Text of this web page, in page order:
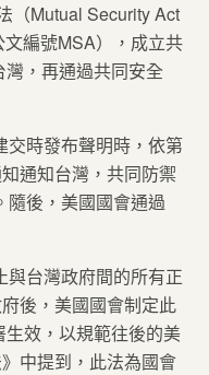
（Mutual Security Act
編號MSA），成立共
灣，再通過共同安全
交時發布聲明時，依第
通知台灣，共同防禦
後，美國國會通過
與台灣政府間的所有正
後，美國國會制定此
生效，以規範往後的美
中提到，此法為國會